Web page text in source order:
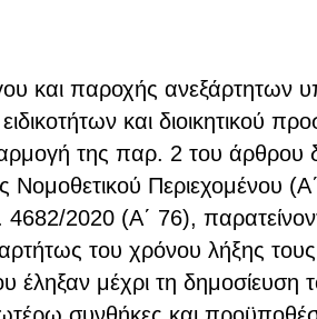
και παροχής ανεξάρτητων
και διοικητικού
της παρ. 2 του άρθρου
Νομοθετικού Περιεχομένου
2020 (Α΄ 76),
του χρόνου λήξης
έληξαν μέχρι τη